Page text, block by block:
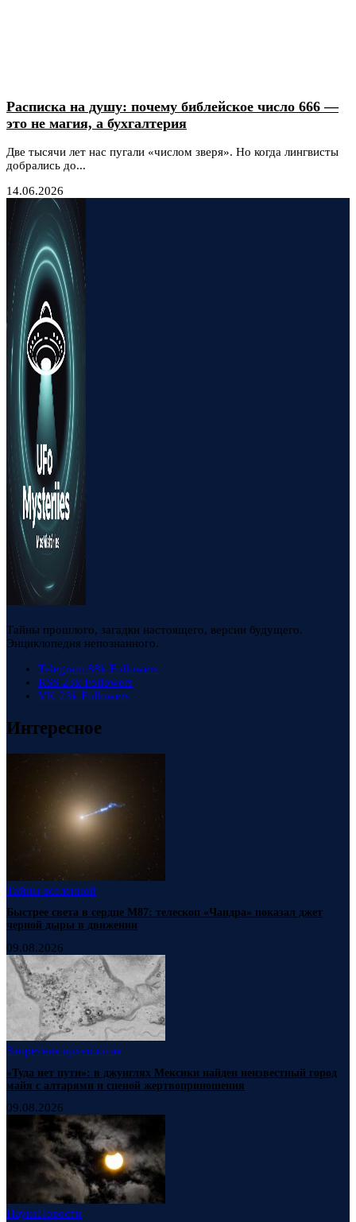
Расписка на душу: почему библейское число 666 —
это не магия, а бухгалтерия
Две тысячи лет нас пугали «числом зверя». Но когда лингвисты
добрались до...
14.06.2026
Тайны прошлого, загадки настоящего, версии будущего.
Энциклопедия непознанного.
Telegram 88k Followers
RSS 23k Followers
VK 23k Followers
Интересное
Тайны вселенной
Быстрее света в сердце М87: телескоп «Чандра» показал джет
черной дыры в движении
09.08.2026
Запретная археология
«Туда нет пути»: в джунглях Мексики найден неизвестный город
майя с алтарями и сценой жертвоприношения
09.08.2026
НаукаНовости